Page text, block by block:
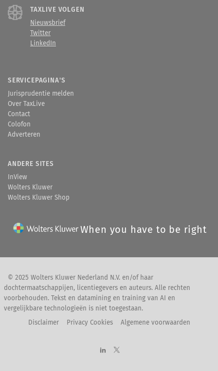
TAXLIVE VOLGEN
Nieuwsbrief
Twitter
LinkedIn
SERVICEPAGINA'S
Jurisprudentie melden
Over TaxLive
Contact
Colofon
Adverteren
ANDERE SITES
InView
Wolters Kluwer
Wolters Kluwer Shop
When you have to be right
© 2025 Wolters Kluwer Nederland N.V. en/of haar
dochtermaatschappijen, licentiegevers en auteurs. Alle rechten
voorbehouden. Tekst en datamining en training van AI en
vergelijkbare technologieën is niet toegestaan.
Disclaimer
Privacy Cookies Algemene voorwaarden